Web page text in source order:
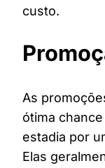
custo.
As
ótima
estadia por
Elas